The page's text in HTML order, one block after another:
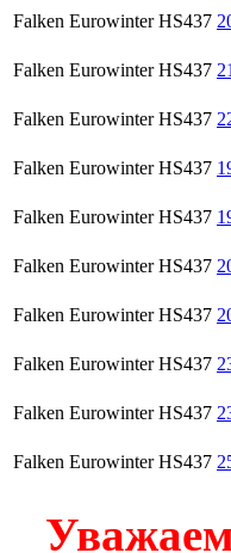
Falken Eurowinter HS437
Falken Eurowinter HS437
Falken Eurowinter HS437
Falken Eurowinter HS437
Falken Eurowinter HS437
Falken Eurowinter HS437
Falken Eurowinter HS437
Falken Eurowinter HS437
Falken Eurowinter HS437
Falken Eurowinter HS437